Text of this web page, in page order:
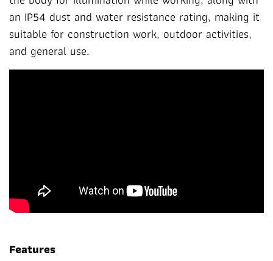
an IP54 dust and water resistance rating, making it
suitable for construction work, outdoor activities,
and general use.
Features